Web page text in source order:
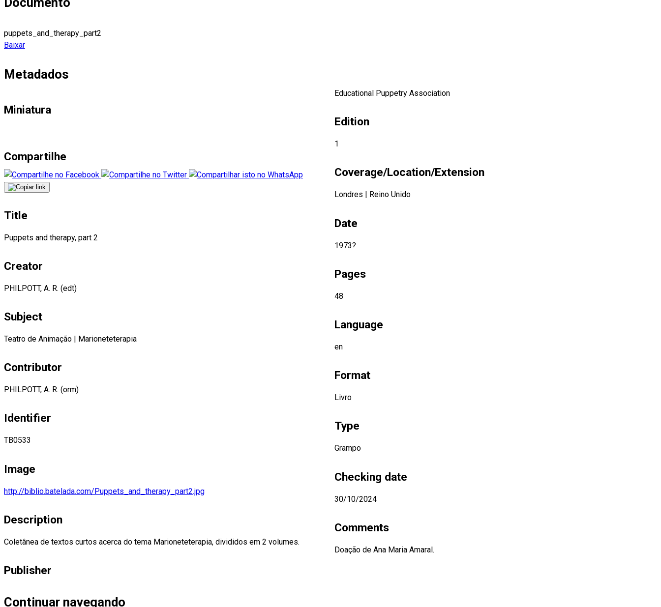
puppets_and_therapy_part2
Baixar
Metadados
Miniatura
Compartilhe
Title
Puppets and therapy, part 2
Creator
PHILPOTT, A. R. (edt)
Subject
Teatro de Animação | Marioneteterapia
Contributor
PHILPOTT, A. R. (orm)
Identifier
TB0533
Image
http://biblio.batelada.com/Puppets_and_therapy_part2.jpg
Description
Coletânea de textos curtos acerca do tema Marioneteterapia, divididos em 2 volumes.
Publisher
Educational Puppetry Association
Edition
1
Coverage/Location/Extension
Londres Reino Unido
Date
1973?
Pages
48
Language
en
Format
Livro
Type
Grampo
Checking date
30/10/2024
Comments
Doação de Ana Maria Amaral.
Continuar navegando